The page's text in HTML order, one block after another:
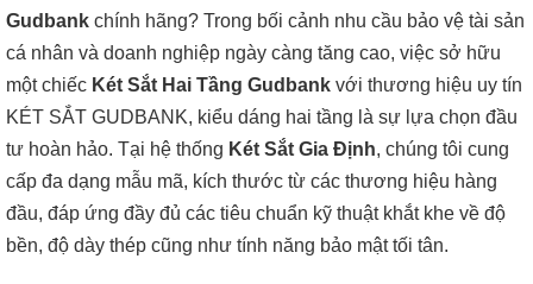
Gudbank chính hãng? Trong bối cảnh nhu cầu bảo vệ tài sản
cá nhân và doanh nghiệp ngày càng tăng cao, việc sở hữu
một chiếc Két Sắt Hai Tầng Gudbank với thương hiệu uy tín
KÉT SẮT GUDBANK, kiểu dáng hai tầng là sự lựa chọn đầu
tư hoàn hảo. Tại hệ thống Két Sắt Gia Định, chúng tôi cung
cấp đa dạng mẫu mã, kích thước từ các thương hiệu hàng
đầu, đáp ứng đầy đủ các tiêu chuẩn kỹ thuật khắt khe về độ
bền, độ dày thép cũng như tính năng bảo mật tối tân.